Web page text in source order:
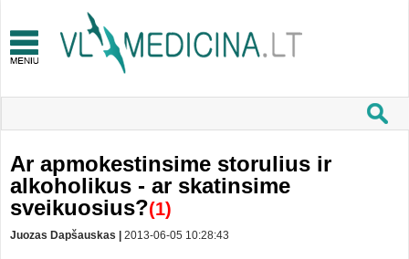
Ar apmokestinsime storulius ir
alkoholikus - ar skatinsime
sveikuosius?(1)
Juozas Dapšauskas | 2013-06-05 10:28:43